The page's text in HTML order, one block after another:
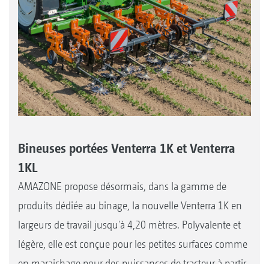
Bineuses portées Venterra 1K et Venterra
1KL
AMAZONE propose désormais, dans la gamme de
produits dédiée au binage, la nouvelle Venterra 1K en
largeurs de travail jusqu'à 4,20 mètres. Polyvalente et
légère, elle est conçue pour les petites surfaces comme